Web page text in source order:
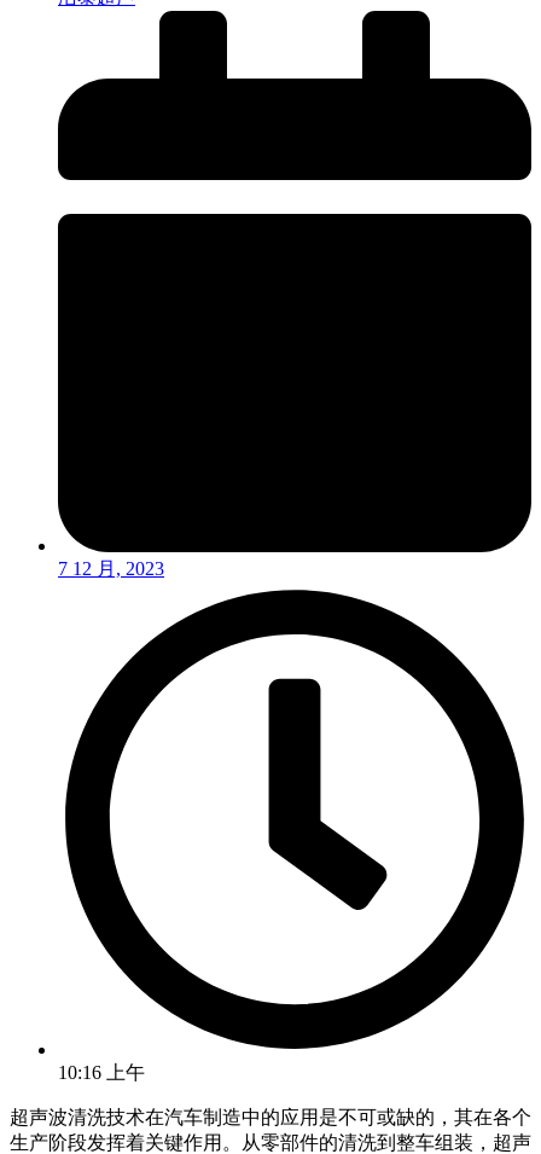
7 12 月, 2023
10:16 上午
超声波清洗技术在汽车制造中的应用是不可或缺的，其在各个
生产阶段发挥着关键作用。从零部件的清洗到整车组装，超声